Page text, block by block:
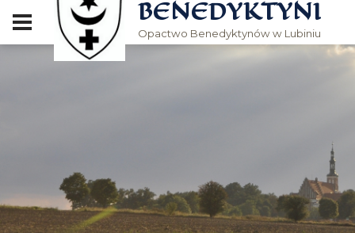
BENEDYKTYNI
Opactwo Benedyktynów w Lubiniu